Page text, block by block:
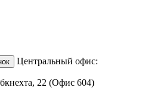
Центральный офис:
22 (Офис 604)